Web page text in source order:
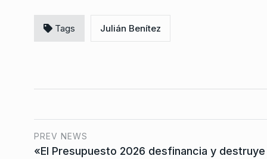
Tags Julián Benítez
PREV NEWS
«El Presupuesto 2026 desfinancia y destruye